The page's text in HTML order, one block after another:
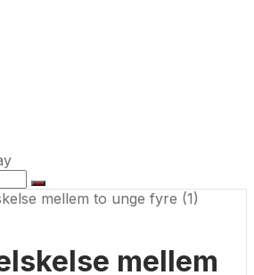
mellem to unge fyre (1)
mellem